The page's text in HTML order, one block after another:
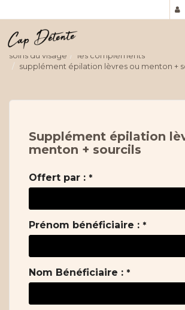
soins du visage
les compléments
supplément épilation lèvres ou menton +
Supplément épilation
menton + sourcils
Offert par : *
Prénom bénéficiaire : *
Nom Bénéficiaire : *